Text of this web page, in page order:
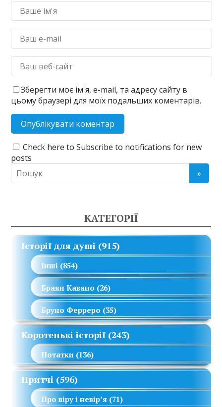
Зберегти моє ім'я, e-mail, та адресу сайту в
цьому браузері для моїх подальших коментарів.
Check here to Subscribe to notifications for new
posts
КАТЕГОРІЇ
Історії для душі (915)
Інші (854)
Браян Кавано (26)
Бруно Ферреро (35)
Коротенькі історії (243)
Нотатки (136)
Притчі (596)
Про віру і невір’я (71)